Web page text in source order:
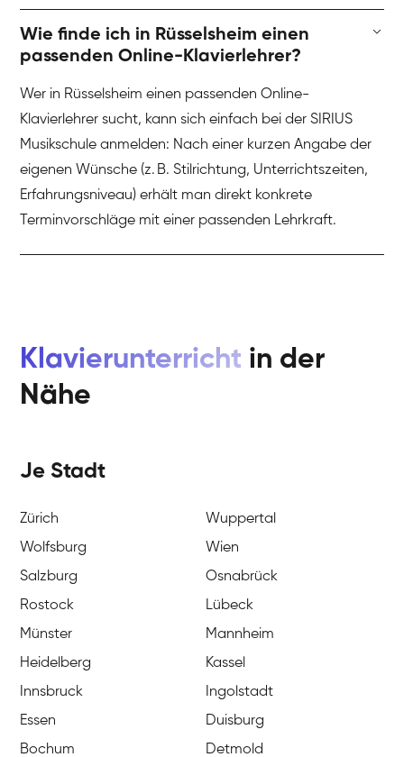
Wie finde ich in Rüsselsheim einen
passenden Online-Klavierlehrer?
Wer in Rüsselsheim einen passenden Online-
Klavierlehrer sucht, kann sich einfach bei der SIRIUS
Musikschule anmelden: Nach einer kurzen Angabe der
eigenen Wünsche (z. B. Stilrichtung, Unterrichtszeiten,
Erfahrungsniveau) erhält man direkt konkrete
Terminvorschläge mit einer passenden Lehrkraft.
Klavierunterricht in der
Nähe
Je Stadt
Zürich
Wuppertal
Wolfsburg
Wien
Salzburg
Osnabrück
Rostock
Lübeck
Münster
Mannheim
Heidelberg
Kassel
Innsbruck
Ingolstadt
Essen
Duisburg
Bochum
Detmold